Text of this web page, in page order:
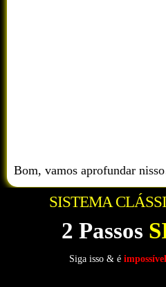
Bom, vamos aprofundar
SISTEMA
2 Passos
Siga isso & é impossível